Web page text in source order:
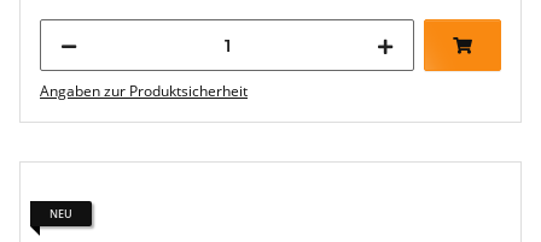
Angaben zur Produktsicherheit
NEU